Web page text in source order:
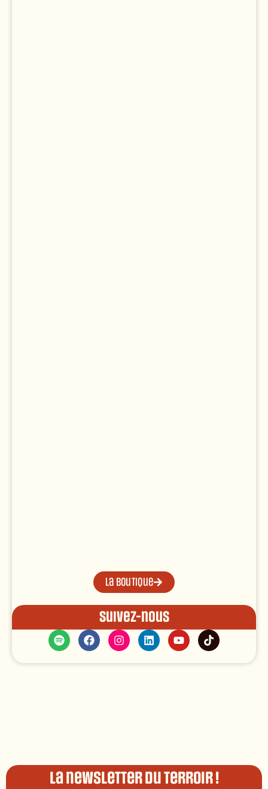
La boutique
Suivez-nous
La newsletter du terroir !